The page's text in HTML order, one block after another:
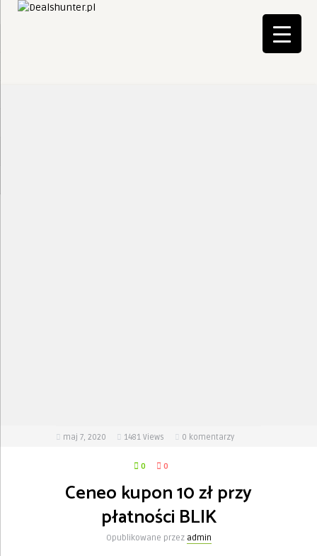
maj 7, 2020 1481 Views 0 komentarzy
0 0
Ceneo kupon 10 zł przy
płatności BLIK
Opublikowane przez admin